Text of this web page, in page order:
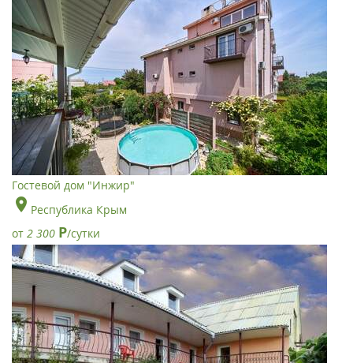
Гостевой дом "Инжир"
Республика Крым
от 2 300 Р/сутки